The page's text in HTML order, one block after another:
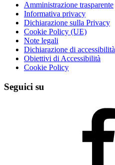
Amministrazione trasparente
Informativa privacy
Dichiarazione sulla Privacy
Cookie Policy (UE)
Note legali
Dichiarazione di accessibilità
Obiettivi di Accessibilità
Cookie Policy
Seguici su